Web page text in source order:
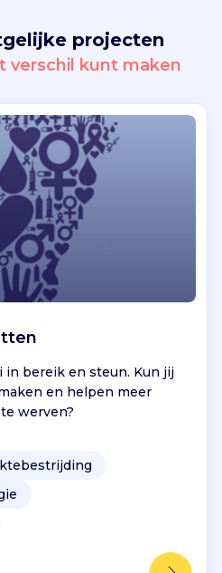
project
projecten
verschil kunt maken
in bereik en steun. Kun jij
en helpen meer
werven?